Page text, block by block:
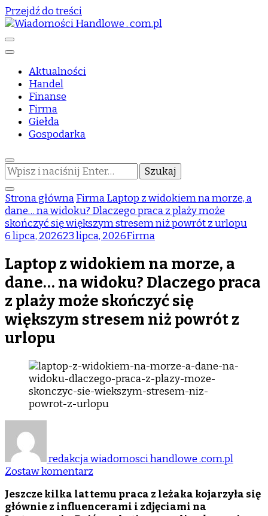
Przejdź do treści
Wiadomości Handlowe . com.pl
Aktualności
Handel
Finanse
Firma
Giełda
Gospodarka
Szukasz
czegoś?
Strona głównaFirmaLaptop z widokiem na morze, a
dane… na widoku? Dlaczego praca z plaży może
skończyć się większym stresem niż powrót z urlopu
6 lipca, 202623 lipca, 2026Firma
Laptop z widokiem na morze, a
dane… na widoku? Dlaczego praca
z plaży może skończyć się
większym stresem niż powrót z
urlopu
redakcja wiadomosci handlowe .com.pl
Zostaw komentarz
z
widokiem
Jeszcze kilka lat temu praca z leżaka kojarzyła się
głównie z influencerami i zdjęciami na